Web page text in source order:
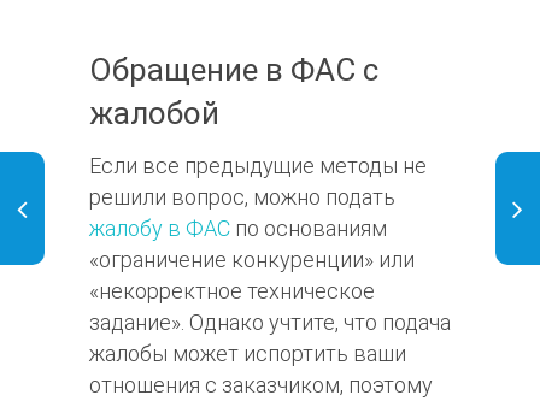
Обращение в ФАС с
жалобой
Если все предыдущие методы не
решили вопрос, можно подать
жалобу в ФАС по основаниям
«ограничение конкуренции» или
«некорректное техническое
задание». Однако учтите, что подача
жалобы может испортить ваши
отношения с заказчиком, поэтому